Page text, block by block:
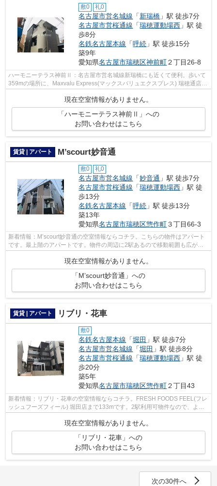
敷0 礼0
名古屋市営名城線 「新瑞橋 」駅 徒歩7分
名古屋市営桜通線 「瑞穂運動場西 」駅 徒
歩8分
名鉄名古屋本線 「呼続 」駅 徒歩15分
築9年
愛知県名古屋市瑞穂区神前町２丁目26-8
ハーモニーテラス神前Ⅱ：名古屋市営名城線新瑞橋にも近くて便利。歩いて
359mの場所に、Maxvalu Express(マックスバリュエクスプレス) 瑞穂通店が
あります。2駅利用可能でとても利便性...
現在空室情報がありません。
「ハーモニーテラス神前Ⅱ」への
お問い合わせはこちら
賃貸 | アパート M’scourt妙音通
敷0 礼0
名古屋市営名城線 「妙音通 」駅 徒歩7分
名古屋市営桜通線 「瑞穂運動場西 」駅 徒
歩13分
名鉄名古屋本線 「呼続 」駅 徒歩13分
築13年
愛知県名古屋市瑞穂区惣作町３丁目66-3
新着情報：M’scourt妙音通の空室情報ならコチラ。こちらの物件はアパート
です。最上階のアパートです。物件の周辺に2駅あるので移動範囲も広がり
現在空室情報がありません。
「M’scourt妙音通」への
お問い合わせはこちら
賃貸 | アパート リブリ・花車
敷0
名鉄名古屋本線 「堀田 」駅 徒歩7分
名古屋市営名城線 「堀田 」駅 徒歩8分
名古屋市営桜通線 「瑞穂運動場西 」駅 徒
歩20分
築5年
愛知県名古屋市瑞穂区惣作町２丁目43
新着情報：リブリ・花車の空室情報ならコチラ。FRESH FOODS FEEL(フレ
ッシュフーズフィール) 堀田店まで133mです。2駅利用可物件なので、よく
現在空室情報がありません。
「リブリ・花車」への
お問い合わせはこちら
次の30件へ